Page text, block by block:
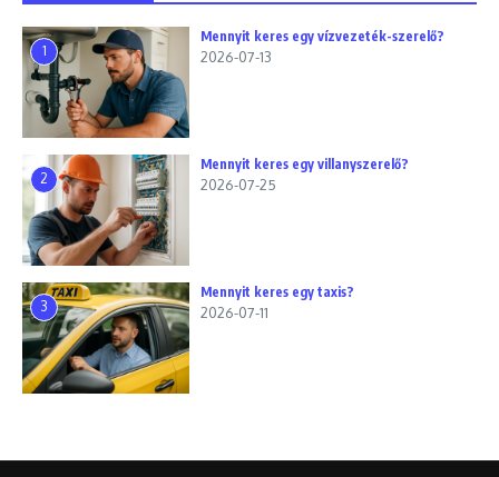
1
Mennyit keres egy vízvezeték-szerelő?
2026-07-13
2
Mennyit keres egy villanyszerelő?
2026-07-25
3
Mennyit keres egy taxis?
2026-07-11